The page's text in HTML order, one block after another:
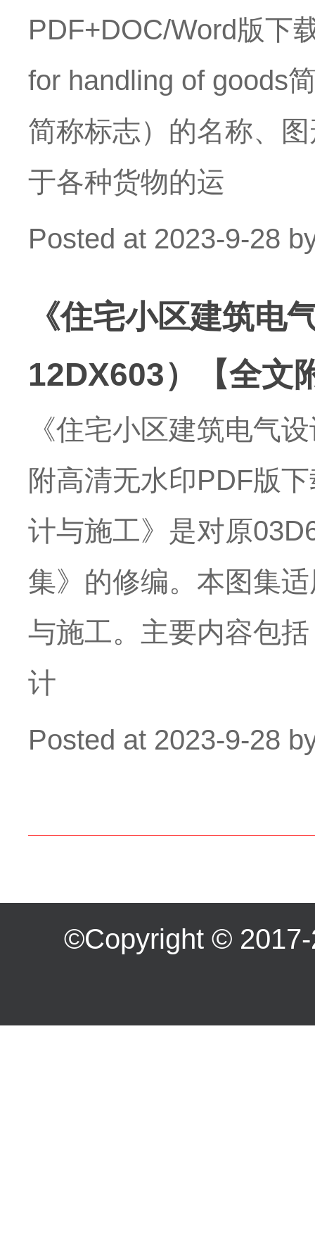
PDF+DOC/Word版下
for handling of goods
简称标志）的名称、
于各种货物的运
Posted at 2023-9-28
《住宅小区建筑电
12DX603）【全文
《住宅小区建筑电气
附高清无水印PDF版
计与施工》是对原
集》的修编。本图集
与施工。主要内容包
计
Posted at 2023-9-28
©Copyright ©